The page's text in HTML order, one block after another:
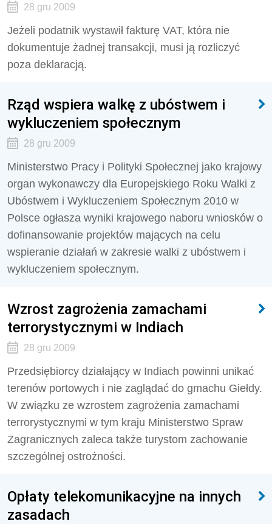
28 gru 2009
Jeżeli podatnik wystawił fakturę VAT, która nie
dokumentuje żadnej transakcji, musi ją rozliczyć
poza deklaracją.
Rząd wspiera walkę z ubóstwem i
wykluczeniem społecznym
28 gru 2009
Ministerstwo Pracy i Polityki Społecznej jako krajowy
organ wykonawczy dla Europejskiego Roku Walki z
Ubóstwem i Wykluczeniem Społecznym 2010 w
Polsce ogłasza wyniki krajowego naboru wniosków o
dofinansowanie projektów mających na celu
wspieranie działań w zakresie walki z ubóstwem i
wykluczeniem społecznym.
Wzrost zagrożenia zamachami
terrorystycznymi w Indiach
28 gru 2009
Przedsiębiorcy działający w Indiach powinni unikać
terenów portowych i nie zaglądać do gmachu Giełdy.
W związku ze wzrostem zagrożenia zamachami
terrorystycznymi w tym kraju Ministerstwo Spraw
Zagranicznych zaleca także turystom zachowanie
szczególnej ostrożności.
Opłaty telekomunikacyjne na innych
zasadach